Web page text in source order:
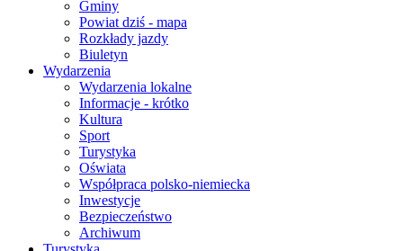
Gminy
Powiat dziś - mapa
Rozkłady jazdy
Biuletyn
Wydarzenia
Wydarzenia lokalne
Informacje - krótko
Kultura
Sport
Turystyka
Oświata
Współpraca polsko-niemiecka
Inwestycje
Bezpieczeństwo
Archiwum